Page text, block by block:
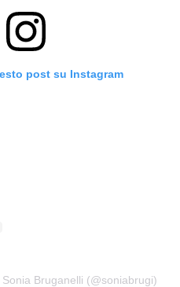
post su Instagram
Bruganelli (@soniabrugi)